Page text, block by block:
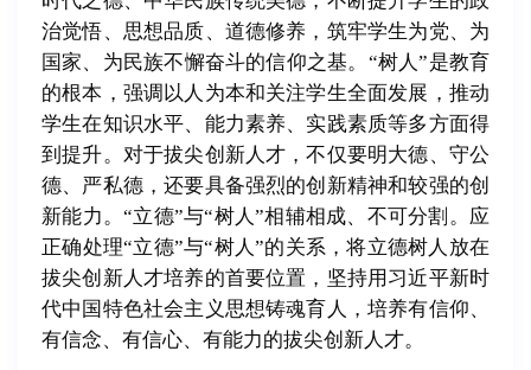
治觉悟、思想品质、道德修养，筑牢学生为党、为
国家、为民族不懈奋斗的信仰之基。“树人”是教育
的根本，强调以人为本和关注学生全面发展，推动
学生在知识水平、能力素养、实践素质等多方面得
到提升。对于拔尖创新人才，不仅要明大德、守公
德、严私德，还要具备强烈的创新精神和较强的创
新能力。“立德”与“树人”相辅相成、不可分割。应
正确处理“立德”与“树人”的关系，将立德树人放在
拔尖创新人才培养的首要位置，坚持用习近平新时
代中国特色社会主义思想铸魂育人，培养有信仰、
有信念、有信心、有能力的拔尖创新人才。